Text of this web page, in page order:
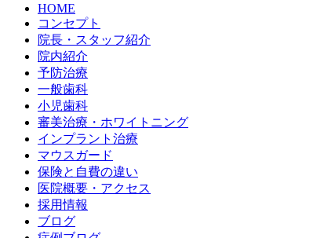
HOME
コンセプト
院長・スタッフ紹介
院内紹介
予防治療
一般歯科
小児歯科
審美治療・ホワイトニング
インプラント治療
マウスガード
保険と自費の違い
医院概要・アクセス
採用情報
ブログ